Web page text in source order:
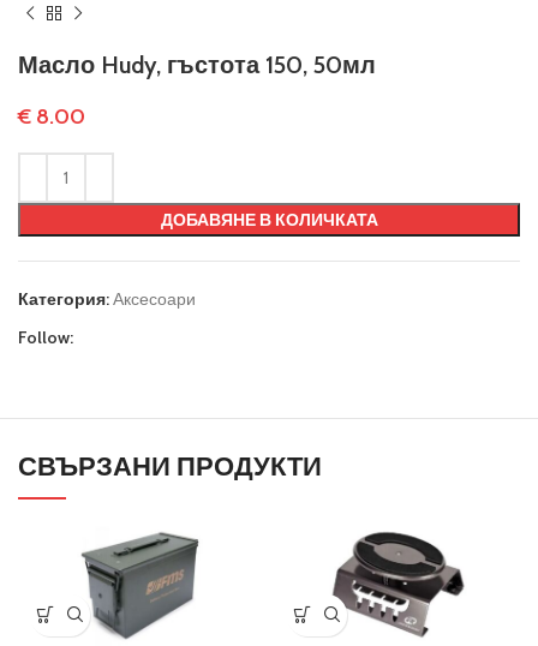
Масло Hudy, гъстота 150, 50мл
€ 8.00
ДОБАВЯНЕ В КОЛИЧКАТА
Категория:Аксесоари
Follow:
СВЪРЗАНИ ПРОДУКТИ